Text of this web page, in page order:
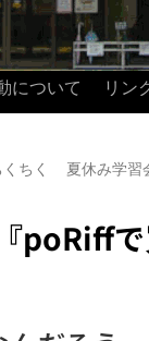
について リン
ちく
夏休み学
で